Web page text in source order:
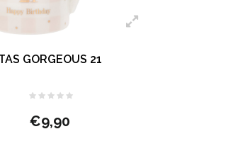
GORGEOUS 21
€9,90